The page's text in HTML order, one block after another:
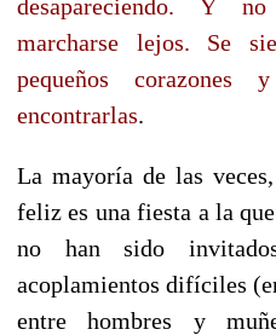
desapareciendo. Y
marcharse lejos. Se
pequeños
encontrarlas.
La mayoría de las
feliz es una fiesta a la
no han sido
acoplamientos difíciles
entre hombres y